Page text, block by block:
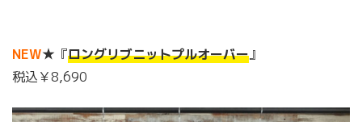
NEW★『ロングリブニットプルオーバー』
税込￥8,690